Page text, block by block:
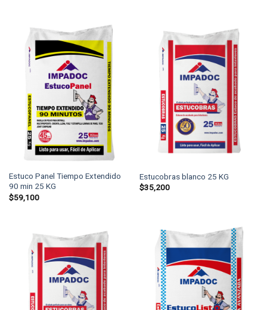
Estuco Panel Tiempo Extendido
90 min 25 KG
$59,100
Estucobras blanco 25 KG
$35,200